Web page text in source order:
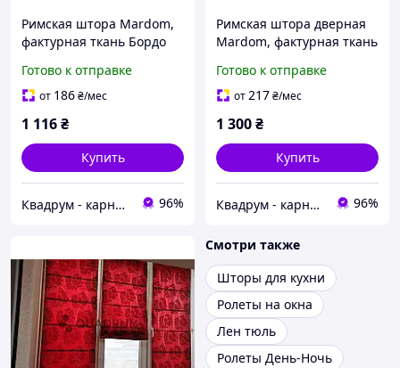
Римская штора Mardom,
фактурная ткань Бордо
Готово к отправке
от 186₴/мес
1 116₴
Купить
Квадрум - карнизи 96%
Римская штора дверная
Mardom, фактурная ткань
Готово к отправке
от217₴/мес
1 300₴
Купить
Квадрум - карнизи 96%
Смотри также
Шторы для кухни
Ролеты на окна
Лен тюль
Ролеты День-Ночь